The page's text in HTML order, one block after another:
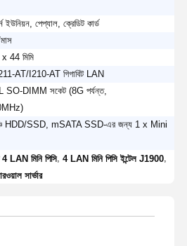
ইউনিয়ন, পেপ্যাল, ক্রেডিট কার্ড
44 মিমি
AT/I210-AT গিগাবিট LAN
SO-DIMM সকেট (8G পর্যন্ত,
HDD/SSD, mSATA SSD-এর জন্য 1 x Mini
4 LAN মিনি পিসি,4 LAN মিনি পিসি ইন্টেল J1900
সার্ভার